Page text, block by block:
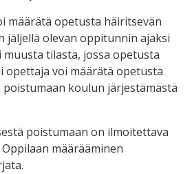
määrätä opetusta häiritsevän
jäljellä olevan oppitunnin ajaksi
tilasta, jossa opetusta
opettaja voi määrätä opetusta
koulun järjestämästä
poistumaan on ilmoitettava
määrääminen